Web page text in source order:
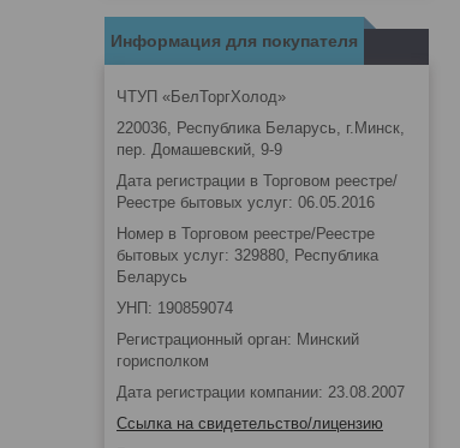
Информация для покупателя
ЧТУП «БелТоргХолод»
220036, Республика Беларусь, г.Минск,
пер. Домашевский, 9-9
Дата регистрации в Торговом реестре/
Реестре бытовых услуг: 06.05.2016
Номер в Торговом реестре/Реестре
бытовых услуг: 329880, Республика
Беларусь
УНП: 190859074
Регистрационный орган: Минский
горисполком
Дата регистрации компании: 23.08.2007
Ссылка на свидетельство/лицензию